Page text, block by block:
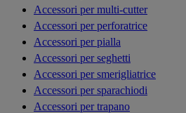
Accessori per multi-cutter
Accessori per perforatrice
Accessori per pialla
Accessori per seghetti
Accessori per smerigliatrice
Accessori per sparachiodi
Accessori per trapano